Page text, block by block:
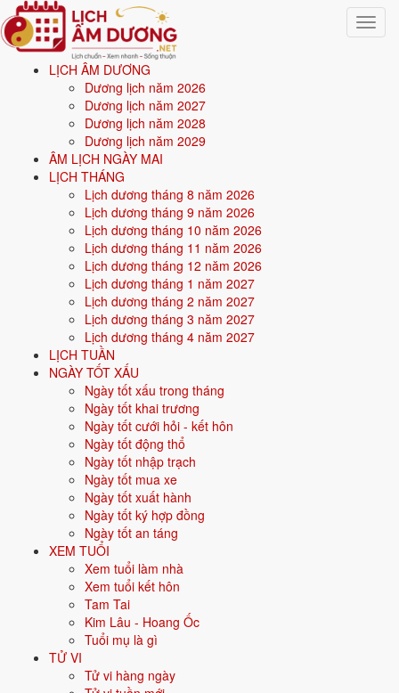
Toggle
LỊCH ÂM DƯƠNG
Dương lịch năm 2026
Dương lịch năm 2027
Dương lịch năm 2028
Dương lịch năm 2029
ÂM LỊCH NGÀY MAI
LỊCH THÁNG
Lịch dương tháng 8 năm 2026
Lịch dương tháng 9 năm 2026
Lịch dương tháng 10 năm 2026
Lịch dương tháng 11 năm 2026
Lịch dương tháng 12 năm 2026
Lịch dương tháng 1 năm 2027
Lịch dương tháng 2 năm 2027
Lịch dương tháng 3 năm 2027
Lịch dương tháng 4 năm 2027
LỊCH TUẦN
NGÀY TỐT XẤU
Ngày tốt xấu trong tháng
Ngày tốt khai trương
Ngày tốt cưới hỏi - kết hôn
Ngày tốt động thổ
Ngày tốt nhập trạch
Ngày tốt mua xe
Ngày tốt xuất hành
Ngày tốt ký hợp đồng
Ngày tốt an táng
XEM TUỔI
Xem tuổi làm nhà
Xem tuổi kết hôn
Tam Tai
Kim Lâu - Hoang Ốc
Tuổi mụ là gì
TỬ VI
Tử vi hàng ngày
Trang chủ
Xem ngày tốt xấu
Tháng 4/2030
Xem ngày tốt xấu tháng 4
năm 2030
ngày tốt - ngày xấu tháng 4/2030
cưới hỏi, khai trương, động thổ, nhập trạch, xuất hành, ký hợp đồng,
mua xe, an táng. Mỗi ngày được chấm điểm tổng hợp từ
12 Trực, 28 Nhị Thập Bát Túvà ngày cấm kỵ; ngày điểm cao mới
được xếp vào danh sách ngày tốt cho từng việc. Có thể chọn xem theo
tháng bất kỳ, hoặc xem ngày tốt xấu theo tuổi
sinh để lọc ngày hợp tuổi gia chủ.
1/4/2030đến30/4/2030
(30 ngày), mỗi việc có số ngày đẹp
khác nhau.
Cưới hỏi: 14 ngày tốt ·Khai trương: 14 ngày tốt ·
17 ngày tốt ·Nhập trạch: 17 ngày tốt ·
Ký hợp đồng: 17 ngày tốt ·Mua xe
Bấm vào từng ngày để xem chi tiết giờ hoàng đạo, sao, trực,
việc nên - nên tránh.
Xem ngày tốt xấu theo tháng và
theo tuổi
30 ngày